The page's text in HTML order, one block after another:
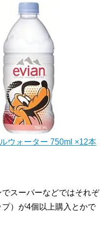
ウォーター 750ml ×12本
スーパーなどではそれぞ
）が4個以上購入とかで